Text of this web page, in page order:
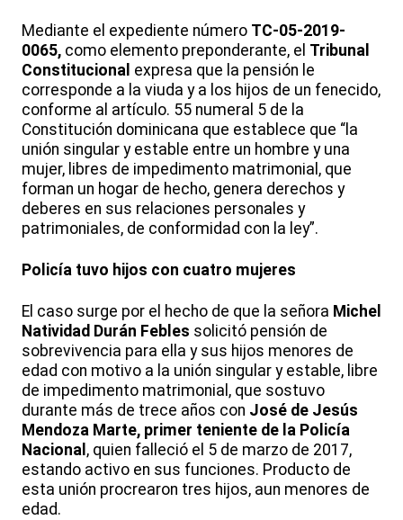
Mediante el expediente número TC-05-2019-
0065, como elemento preponderante, el Tribunal
Constitucional expresa que la pensión le
corresponde a la viuda y a los hijos de un fenecido,
conforme al artículo. 55 numeral 5 de la
Constitución dominicana que establece que “la
unión singular y estable entre un hombre y una
mujer, libres de impedimento matrimonial, que
forman un hogar de hecho, genera derechos y
deberes en sus relaciones personales y
patrimoniales, de conformidad con la ley”.
Policía tuvo hijos con cuatro mujeres
El caso surge por el hecho de que la señora Michel
Natividad Durán Febles solicitó pensión de
sobrevivencia para ella y sus hijos menores de
edad con motivo a la unión singular y estable, libre
de impedimento matrimonial, que sostuvo
durante más de trece años con José de Jesús
Mendoza Marte, primer teniente de la Policía
Nacional , quien falleció el 5 de marzo de 2017,
estando activo en sus funciones. Producto de
esta unión procrearon tres hijos, aun menores de
edad.